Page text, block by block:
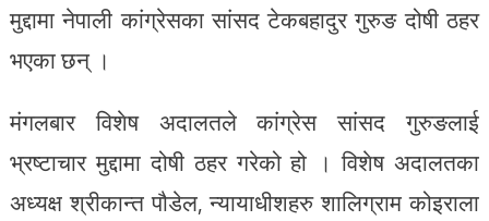
मुद्दामा नेपाली कांग्रेसका सांसद टेकबहादुर गुरुङ दोषी ठहर
भएका छन् ।
मंगलबार विशेष अदालतले कांग्रेस सांसद गुरुङलाई
भ्रष्टाचार मुद्दामा दोषी ठहर गरेको हो । विशेष अदालतका
अध्यक्ष श्रीकान्त पौडेल, न्यायाधीशहरु शालिग्राम कोइराला